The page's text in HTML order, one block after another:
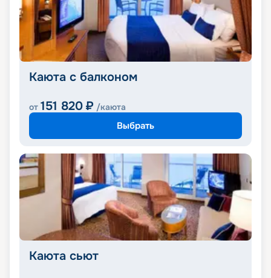
Каюта с балконом
от 151 820 ₽ /каюта
Выбрать
Каюта сьют